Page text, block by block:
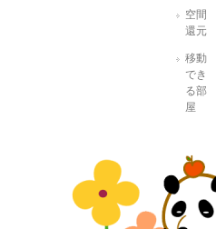
空間
還元
移動
でき
る部
屋